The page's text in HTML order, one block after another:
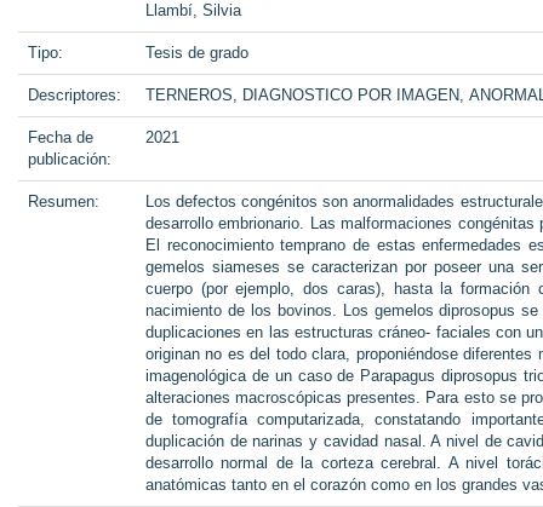
Llambí, Silvia
Tipo: Tesis de grado
Descriptores: TERNEROS, DIAGNOSTICO POR IMAGEN,
Fecha de
publicación:
2021
Resumen:
Los defectos congénitos son anormalidades
desarrollo embrionario. Las malformaciones
El reconocimiento temprano de estas enfermedades
gemelos siameses se caracterizan por poseer una
cuerpo (por ejemplo, dos caras), hasta la
nacimiento de los bovinos. Los gemelos diprosopus
duplicaciones en las estructuras cráneo- faciales con
originan no es del todo clara, proponiéndose
imagenológica de un caso de Parapagus diprosopus
alteraciones macroscópicas presentes. Para esto se
de tomografía computarizada, constatando
duplicación de narinas y cavidad nasal. A nivel de
desarrollo normal de la corteza cerebral. A nivel
anatómicas tanto en el corazón como en los grandes